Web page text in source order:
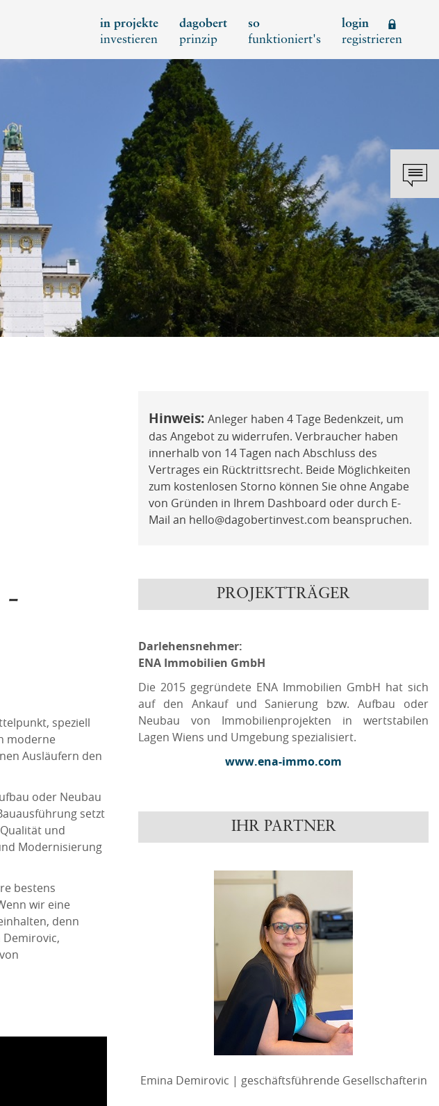
in projekte
investieren
dagobert
prinzip
so
funktioniert's
login
registrieren
Vermögensberatung
REGISTRIEREN
Neues Kundenkonto anlegen
NEUEN ACCOUNT
ANLEGEN
oder
Hinweis: Anleger haben 4 Tage Bedenkzeit, um
das Angebot zu widerrufen. Verbraucher haben
innerhalb von 14 Tagen nach Abschluss des
Vertrages ein Rücktrittsrecht. Beide Möglichkeiten
zum kostenlosen Storno können Sie ohne Angabe
von Gründen in Ihrem Dashboard oder durch E-
Mail an hello@dagobertinvest.com beanspruchen.
-
speziell
moderne
Ausläufern den
oder Neubau
setzt
und
Modernisierung
bestens
wir eine
denn
PROJEKTTRÄGER
Darlehensnehmer:
ENA Immobilien GmbH
Die 2015 gegründete ENA Immobilien GmbH hat sich
auf den Ankauf und Sanierung bzw. Aufbau oder
Neubau von Immobilienprojekten in wertstabilen
Lagen Wiens und Umgebung spezialisiert.
www.ena-immo.com
IHR PARTNER
Emina Demirovic | geschäftsführende Gesellschafterin